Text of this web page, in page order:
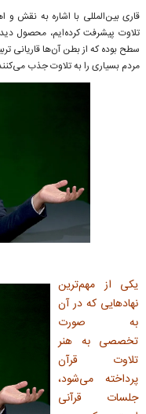
قاری بین‌المللی با اشاره به نقش
تلاوت پیشرفت کرده‌ایم، محصول
سطح بوده که از بطن آن‌ها قاریانی
مردم بسیاری را به تلاوت جذب
یکی از مهم‌ترین
نهادهایی که در آن
به صورت
تخصصی به هنر
تلاوت قرآن
پرداخته می‌شود،
جلسات قرآنی